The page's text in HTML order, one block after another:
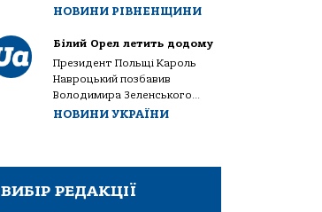
НОВИНИ РІВНЕНЩИНИ
Білий Орел летить додому
Президент Польщі Кароль
Навроцький позбавив
Володимира Зеленського...
НОВИНИ УКРАЇНИ
ВИБІР РЕДАКЦІЇ